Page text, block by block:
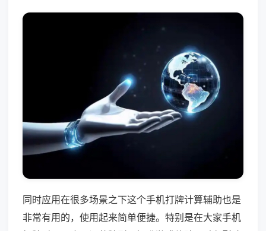
同时应用在很多场景之下这个手机打牌计算辅助也是
非常有用的，使用起来简单便捷。特别是在大家手机